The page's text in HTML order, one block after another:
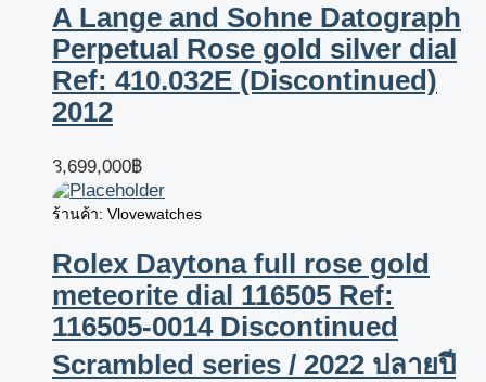
A Lange and Sohne Datograph
Perpetual Rose gold silver dial
Ref: 410.032E (Discontinued)
2012
3,699,000฿
ร้านค้า: Vlovewatches
Rolex Daytona full rose gold
meteorite dial 116505 Ref:
116505-0014 Discontinued
Scrambled series / 2022 ปลายปี